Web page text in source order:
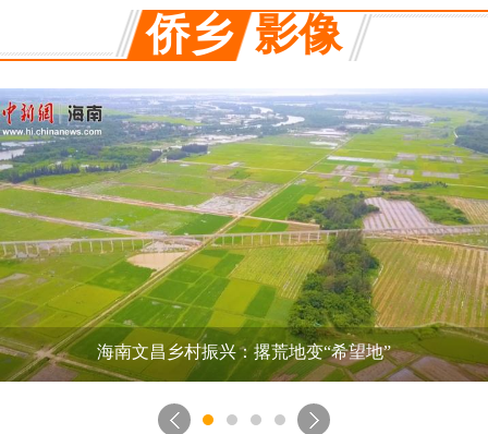
侨乡 影像
海南文昌乡村振兴：兰花开出“美丽经济”